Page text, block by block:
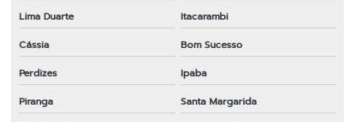
Lima Duarte
Itacarambi
Cássia
Bom Sucesso
Perdizes
Ipaba
Piranga
Santa Margarida